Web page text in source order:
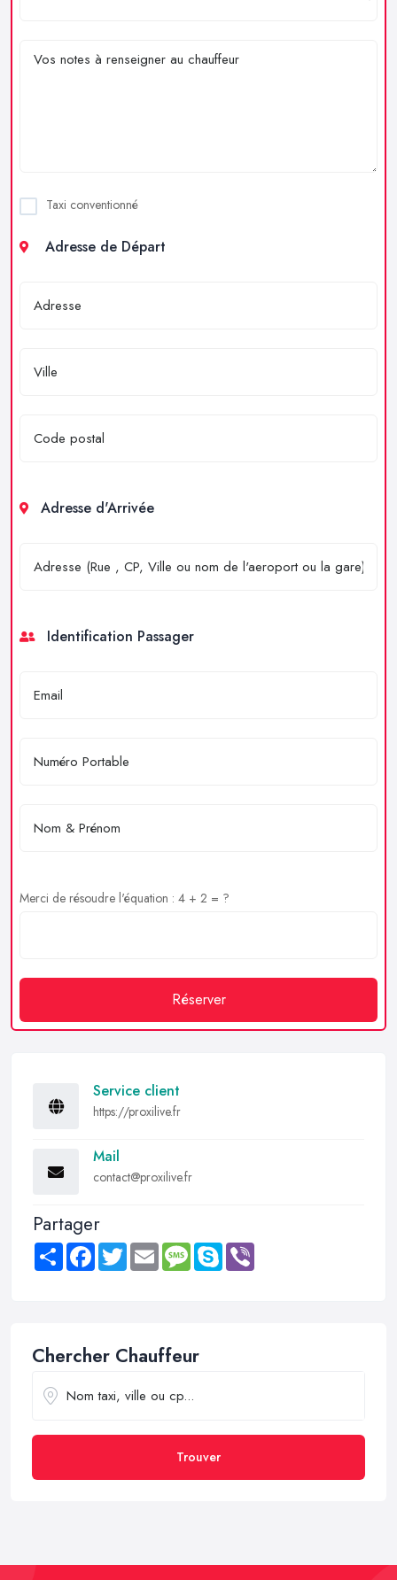
Taxi conventionné
Adresse de Départ
Adresse d'Arrivée
Identification Passager
Merci de résoudre l'équation : 4 + 2 = ?
Réserver
Service client
https://proxilive.fr
Mail
contact@proxilive.fr
Partager
Share FacebookTwitter Email MessageSkype
Chercher Chauffeur
Trouver